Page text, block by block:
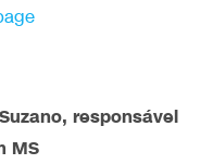
responsável
MS